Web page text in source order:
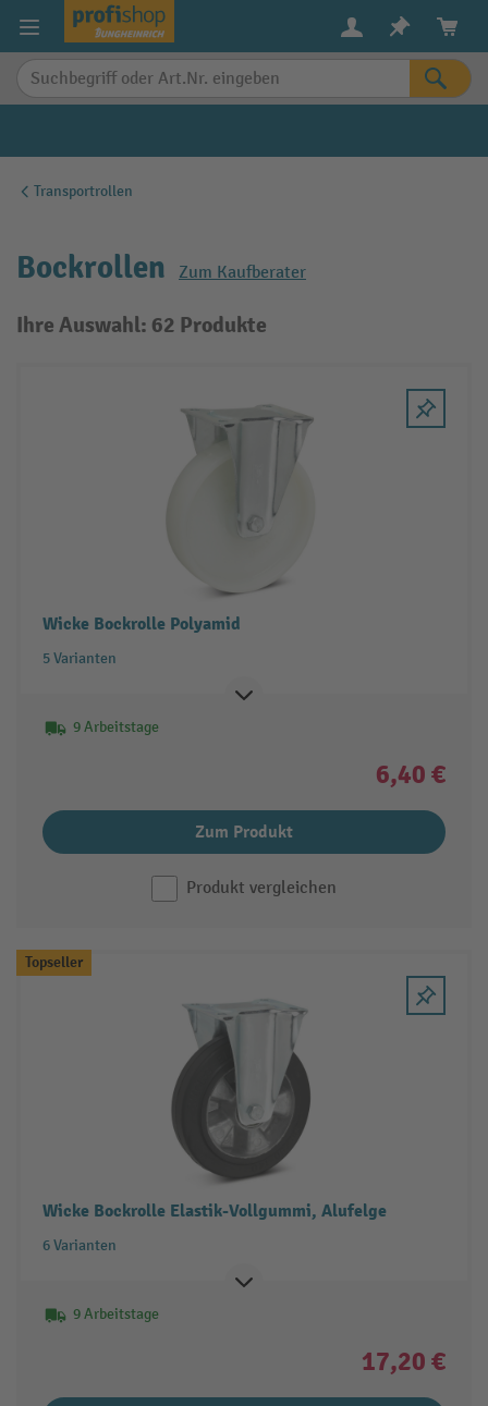
springen
Transportrollen
Bockrollen Zum Kaufberater
Ihre Auswahl: 62 Produkte
Wicke Bockrolle Polyamid
5 Varianten
9 Arbeitstage
6,40 €
Zum Produkt
Produkt vergleichen
Topseller
Wicke Bockrolle Elastik-Vollgummi, Alufelge
6 Varianten
9 Arbeitstage
17,20 €